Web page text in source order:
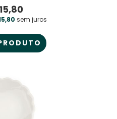
15,80
sem juros